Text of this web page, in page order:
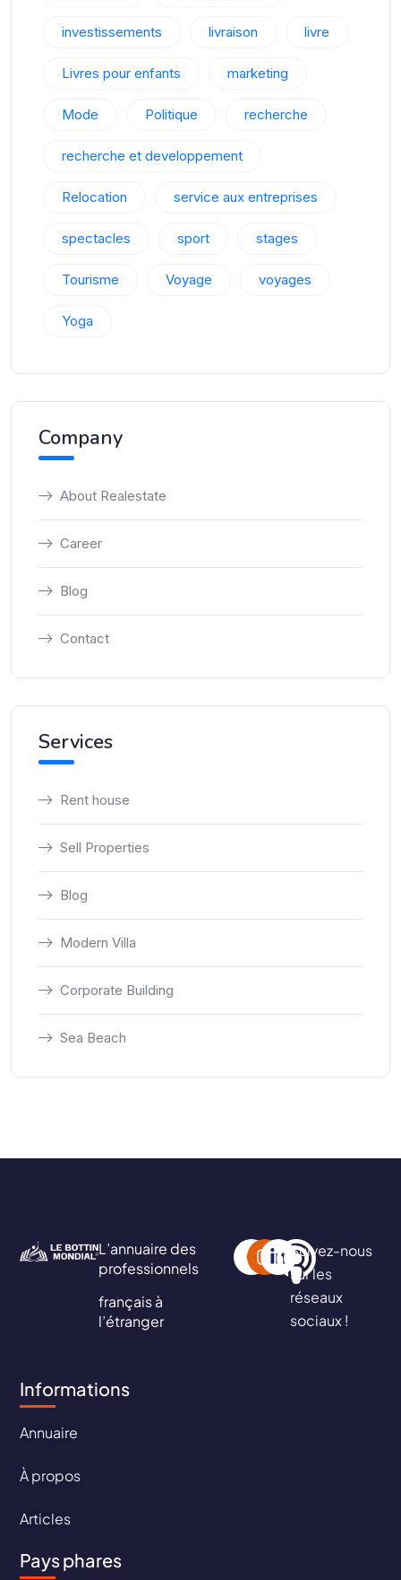
investissements livraison livre
Livres pour enfants marketing
Mode Politique recherche
recherche et developpement
Relocation service aux entreprises
spectacles sport stages
Tourisme Voyage voyages
Yoga
Company
About Realestate
Career
Blog
Contact
Services
Rent house
Sell Properties
Blog
Modern Villa
Corporate Building
Sea Beach
L’annuaire des
professionnels
français à
l’étranger
Suivez-nous
sur les
réseaux
sociaux !
Informations
Annuaire
À propos
Articles
Pays phares